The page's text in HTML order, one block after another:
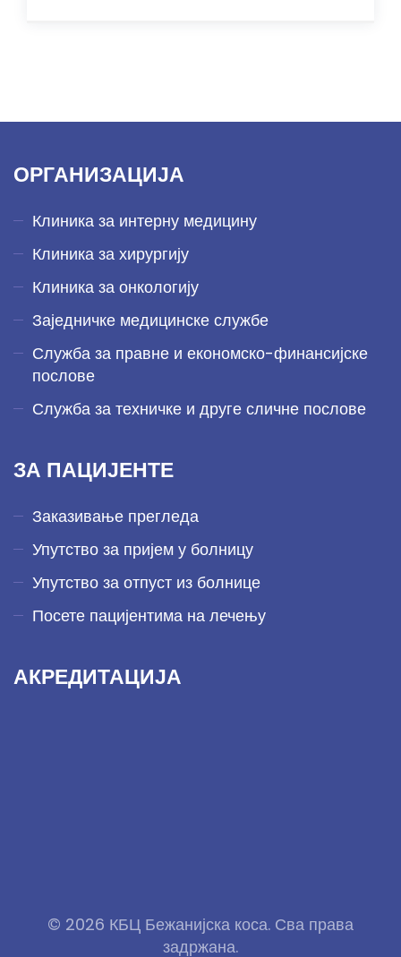
ОРГАНИЗАЦИЈА
Клиника за интерну медицину
Клиника за хирургију
Клиника за онкологију
Заједничке медицинске службе
Служба за правне и економско-финансијске
послове
Служба за техничке и друге сличне послове
ЗА ПАЦИЈЕНТЕ
Заказивање прегледа
Упутство за пријем у болницу
Упутство за отпуст из болнице
Посете пацијентима на лечењу
АКРЕДИТАЦИЈА
© 2026 КБЦ Бежанијска коса. Сва права
задржана.